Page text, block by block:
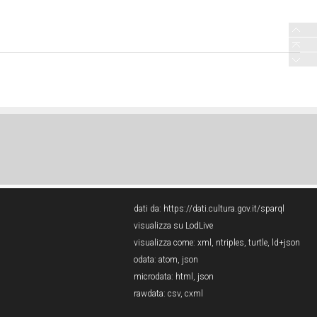
dati da: https://dati.cultura.gov.it/sparql
visualizza su LodLive
visualizza come: xml , ntriples, turtle, ld+json
odata: atom, json
microdata: html , json
rawdata: csv, cxml